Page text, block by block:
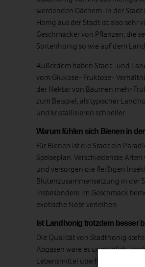
werdenden Dächern. In der
Honig aus der Stadt ist also
Geschmäcker von Pflanzen, die
Sortenhonig so wie auf dem
Außerdem haben Stadt- und
vom Glukose- Fruktose-
der Nektar von Bäumen mehr
zum Beispiel, als typischer
und kristallisieren schneller.
Warum fühlen sich Bienen in
Für Bienen ist die Stadt ein
Speiseplan. Verschiedenste
und versorgen die fleißigen
Blütenzusammensetzung in der
insbesondere im Geschmack
exotische Note verleihen.
Ist Landhonig trotzdem besser
Die Qualität von Stadthonig
Abgasen wäre es unmöglich
Lebensmittel überhaupt und